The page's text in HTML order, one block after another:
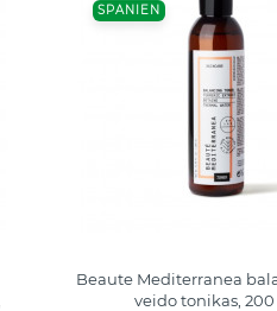
SPANIEN
Beaute Mediterranea
veido tonikas, 200